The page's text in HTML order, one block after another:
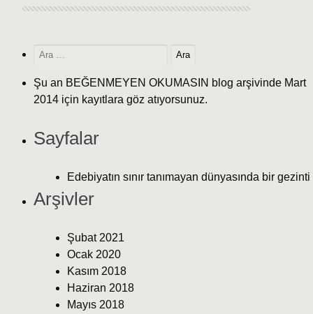
Şu an BEĞENMEYEN OKUMASIN blog arşivinde Mart
2014 için kayıtlara göz atıyorsunuz.
Sayfalar
Edebiyatın sınır tanımayan dünyasında bir gezinti
Arşivler
Şubat 2021
Ocak 2020
Kasım 2018
Haziran 2018
Mayıs 2018